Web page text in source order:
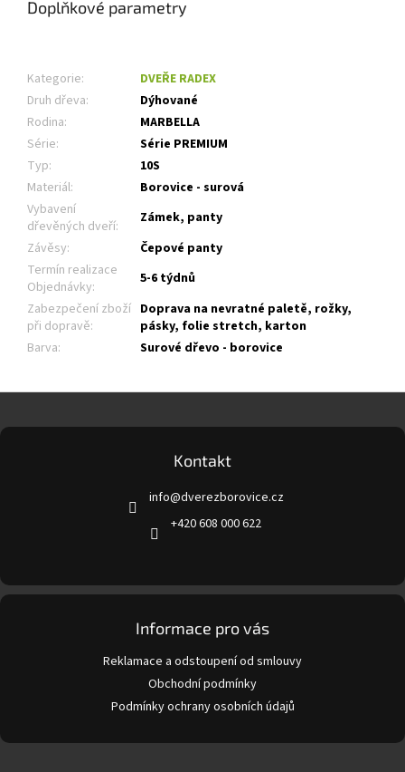
Doplňkové parametry
Kategorie:
DVEŘE RADEX
Druh dřeva:
Dýhované
Rodina:
MARBELLA
Série:
Série PREMIUM
Typ:
10S
Materiál:
Borovice - surová
Vybavení
dřevěných dveří:
Zámek, panty
Závěsy:
Čepové panty
Termín realizace
Objednávky:
5-6 týdnů
Zabezpečení zboží
při dopravě:
Doprava na nevratné paletě, rožky,
pásky, folie stretch, karton
Barva: Surové dřevo - borovice
p
Kontakt
info@dverezborovice.cz
+420 608 000 622
Informace pro vás
Reklamace a odstoupení od smlouvy
Obchodní podmínky
Podmínky ochrany osobních údajů